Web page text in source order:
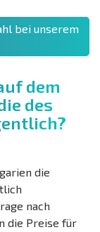
bei unserem
uf dem
ie des
entlich?
die
nach
die Preise für